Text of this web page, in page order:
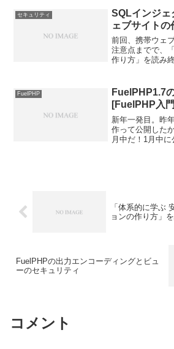
いないため、2
ません」とエラ
セキュリティ
SQLインジェ
ェブサイトの
前回、携帯ウェ
注意点までで、
作り方」を読み
トの作り方では
クション」につ
FuelPHP
FuelPHP1.7
[FuelPHP入
新年一発目。昨
作って公開した
月中だ！1月中
「体系的に学ぶ
ョンの作り方」
FuelPHPの出力エンコーディングとビュ
ーのセキュリティ
コメント